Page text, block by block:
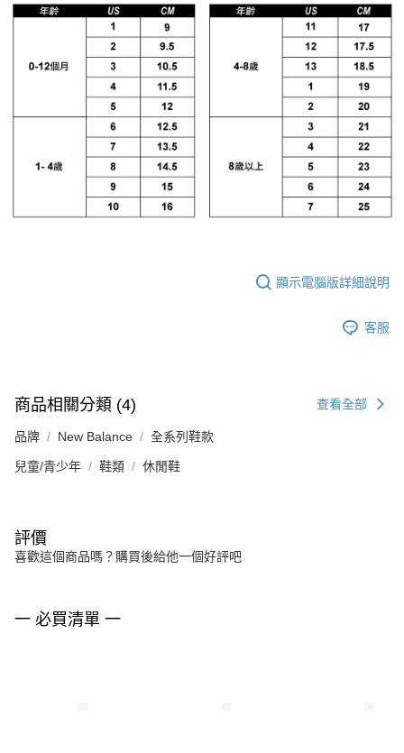
顯示電腦版詳細說明
客服
商品相關分類 (4) 查看全部
品牌 New Balance 全系列鞋款
兒童/青少年 鞋類 休閒鞋
評價
喜歡這個商品嗎？購買後給他一個好評吧
一 必買清單 一